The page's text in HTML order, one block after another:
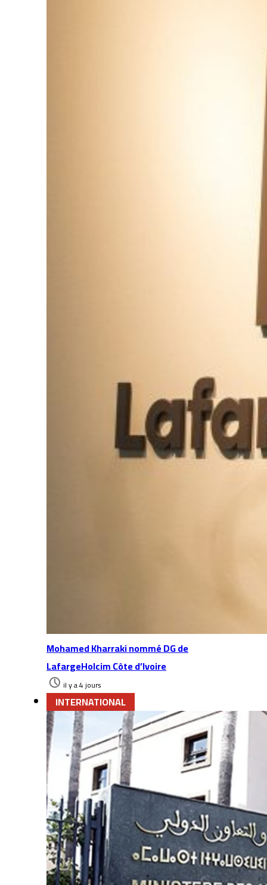
Mohamed Kharraki nommé DG de
LafargeHolcim Côte d’Ivoire
il y a 4 jours
INTERNATIONAL